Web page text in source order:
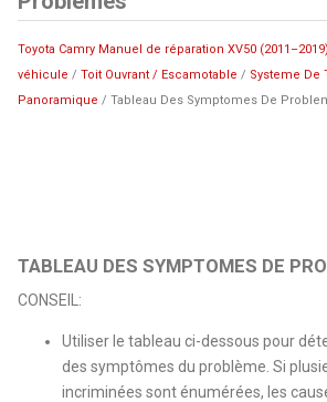
Toyota Camry Manuel de réparation XV50 (2011–2019)
véhicule /Toit Ouvrant / Escamotable / Systeme De
Panoramique / Tableau Des Symptomes De
TABLEAU DES SYMPTOMES DE
CONSEIL:
Utiliser le tableau ci-dessous pour
des symptômes du problème. Si
incriminées sont énumérées, les